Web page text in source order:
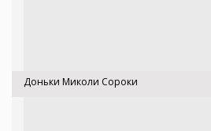
Доньки Миколи Сороки